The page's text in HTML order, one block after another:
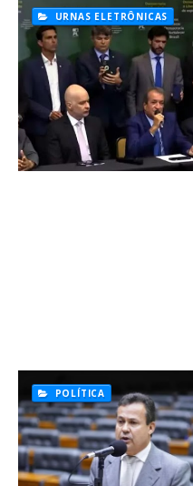
URNAS ELETRÔNICAS
POLÍTICA